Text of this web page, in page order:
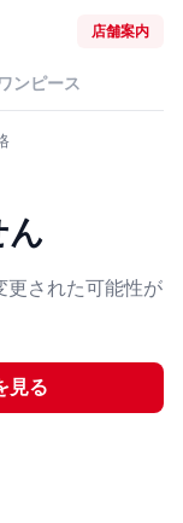
店舗案内
ワンピース
ん
更された可能性が
見る